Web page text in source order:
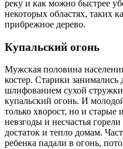
реку и как можно быстрее
некоторых областях, таких
прибрежное дерево.
Купальский огонь
Мужская половина
костер. Старики
шлифованием сухой
купальский огонь. И
только хворост, но и
невзгоды и несчастья
достаток и тепло домам.
ребенка падали в огонь,